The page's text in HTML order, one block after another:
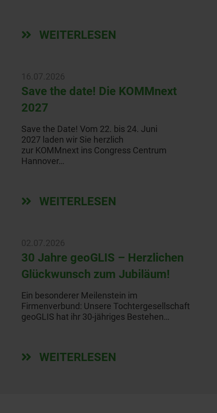
WEITERLESEN
16.07.2026
Save the date! Die KOMMnext
2027
Save the Date! Vom 22. bis 24. Juni
2027 laden wir Sie herzlich
zur KOMMnext ins Congress Centrum
Hannover…
WEITERLESEN
02.07.2026
30 Jahre geoGLIS – Herzlichen
Glückwunsch zum Jubiläum!
Ein besonderer Meilenstein im
Firmenverbund: Unsere Tochtergesellschaft
geoGLIS hat ihr 30-jähriges Bestehen…
WEITERLESEN